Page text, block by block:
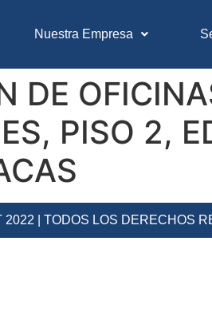
Nuestra Empresa
DE
PISO 2,
| TODOS LOS DERECHOS